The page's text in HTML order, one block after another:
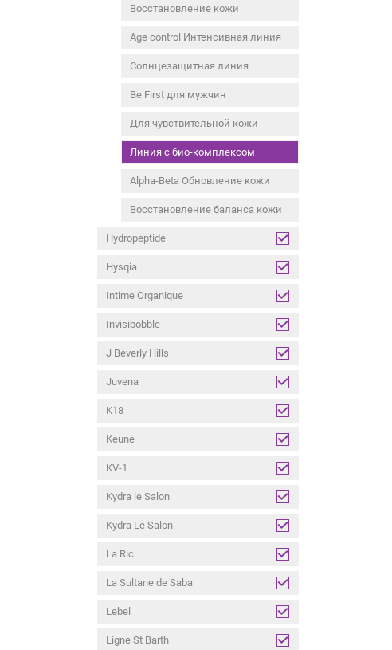
Восстановление кожи
Age control Интенсивная линия
Солнцезащитная линия
Be First для мужчин
Для чувствительной кожи
Линия с био-комплексом
Alpha-Beta Обновление кожи
Восстановление баланса кожи
Hydropeptide
Hysqia
Intime Organique
Invisibobble
J Beverly Hills
Juvena
K18
Keune
KV-1
Kydra le Salon
Kydra Le Salon
La Ric
La Sultane de Saba
Lebel
Ligne St Barth